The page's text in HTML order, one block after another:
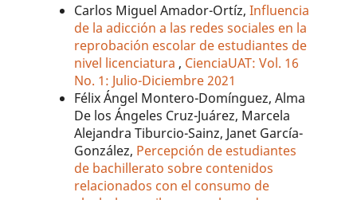
Carlos Miguel Amador-Ortíz,Influencia
de la adicción a las redes sociales en la
reprobación escolar de estudiantes de
nivel licenciatura , CienciaUAT: Vol. 16
No. 1: Julio-Diciembre 2021
Félix Ángel Montero-Domínguez, Alma
De los Ángeles Cruz-Juárez, Marcela
Alejandra Tiburcio-Sainz, Janet García-
González, Percepción de estudiantes
de bachillerato sobre contenidos
relacionados con el consumo de